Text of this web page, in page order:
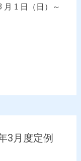
1 日（日）～
3月度定例